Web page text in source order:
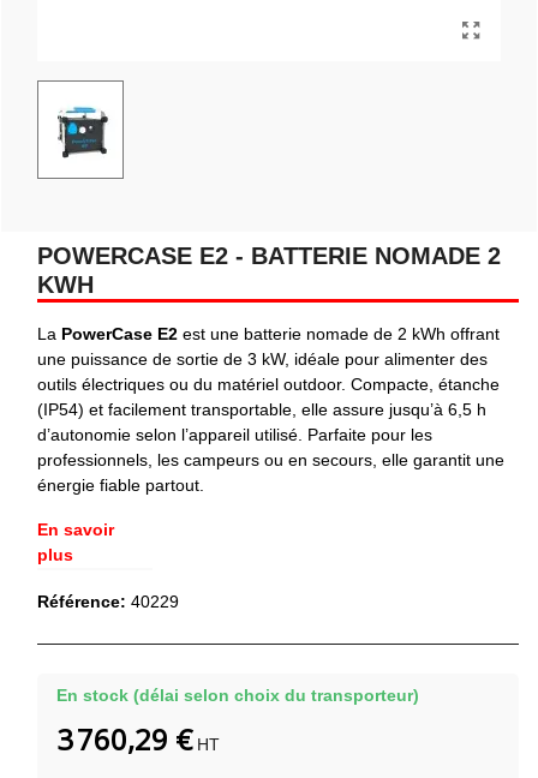
POWERCASE E2 - BATTERIE NOMADE 2
KWH
La PowerCase E2 est une batterie nomade de 2 kWh offrant
une puissance de sortie de 3 kW, idéale pour alimenter des
outils électriques ou du matériel outdoor. Compacte, étanche
(IP54) et facilement transportable, elle assure jusqu’à 6,5 h
d’autonomie selon l’appareil utilisé. Parfaite pour les
professionnels, les campeurs ou en secours, elle garantit une
énergie fiable partout.
En savoir
plus
Référence: 40229
En stock (délai selon choix du transporteur)
3 760,29 € HT